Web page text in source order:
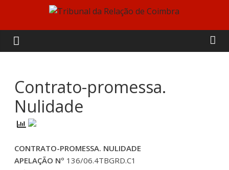
content
Tribunal
da
Relação
de
Coimbra
Contrato-promessa.
Nulidade
CONTRATO-PROMESSA. NULIDADE
APELAÇÃO Nº 136/06.4TBGRD.C1